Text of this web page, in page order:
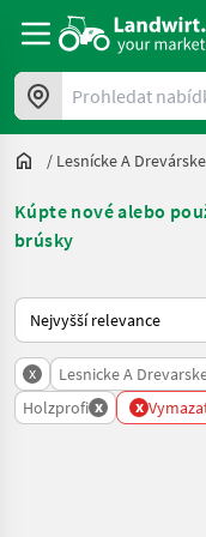
Prohledat nabídky
/ Lesnícke A
Kúpte nové alebo
brúsky
Takto se řadí nabídky
x Lesnicke A
Holzprofi x x